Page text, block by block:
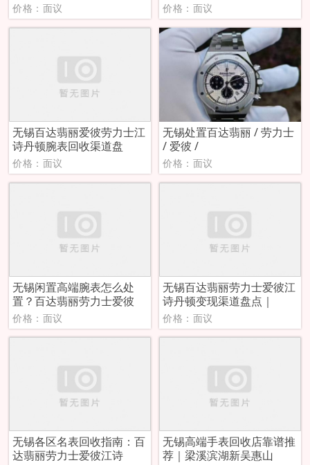
价格：面议 价格：面议
无锡百达翡丽爱彼劳力士江
诗丹顿腕表回收渠道盘
价格：面议
无锡处置百达翡丽 / 劳力士
/ 爱彼 /
价格：面议
无锡闲置高端腕表怎么处
置？百达翡丽劳力士爱彼
价格：面议
无锡百达翡丽劳力士爱彼江
诗丹顿变现渠道盘点｜
价格：面议
无锡各区名表回收指南：百
达翡丽劳力士爱彼江诗
无锡高端手表回收店靠谱推
荐｜梁溪滨湖新吴惠山